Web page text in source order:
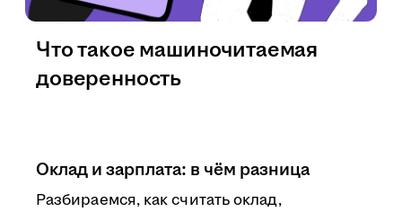
Оклад и зарплата: в чём разница
Разбираемся, как считать оклад,
Что такое машиночитаемая
доверенность